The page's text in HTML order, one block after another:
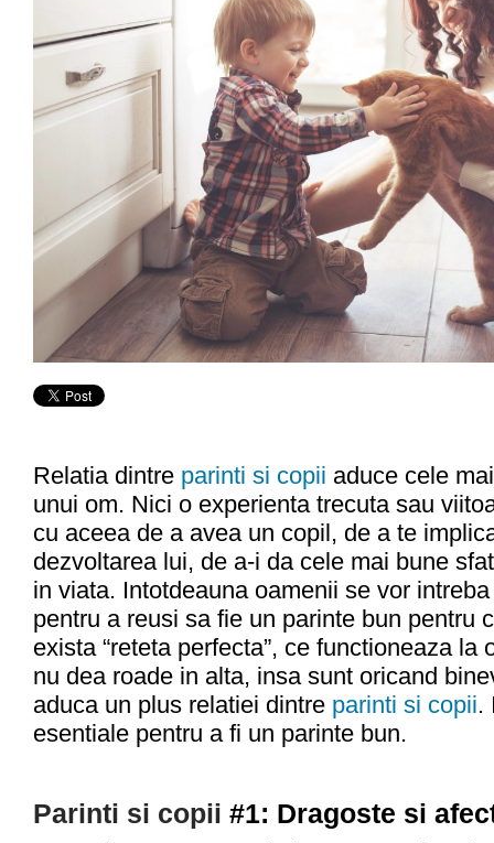
Relatia dintre parinti si copii aduce cele
unui om. Nici o experienta trecuta sau
cu aceea de a avea un copil, de a te
dezvoltarea lui, de a-i da cele mai bune
in viata. Intotdeauna oamenii se vor
pentru a reusi sa fie un parinte bun pentru
exista “reteta perfecta”, ce functioneaza la
nu dea roade in alta, insa sunt oricand
aduca un plus relatiei dintre parinti si copii.
esentiale pentru a fi un parinte bun.
Parinti si copii #1: Dragoste si